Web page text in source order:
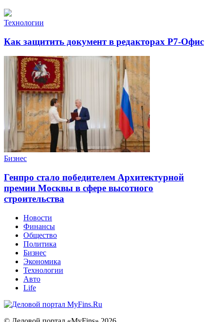
Технологии
Как защитить документ в редакторах Р7-Офис
Бизнес
Генпро стало победителем Архитектурной
премии Москвы в сфере высотного
строительства
Новости
Финансы
Общество
Политика
Бизнес
Экономика
Технологии
Авто
Life